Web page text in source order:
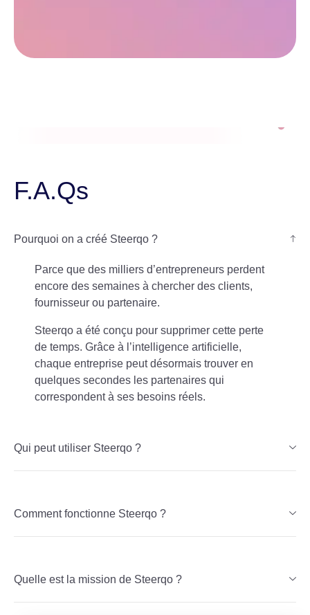
F.A.Qs
Pourquoi on a créé Steerqo ?
Parce que des milliers d’entrepreneurs perdent
encore des semaines à chercher des clients,
fournisseur ou partenaire.
Steerqo a été conçu pour supprimer cette perte
de temps. Grâce à l’intelligence artificielle,
chaque entreprise peut désormais trouver en
quelques secondes les partenaires qui
correspondent à ses besoins réels.
Qui peut utiliser Steerqo ?
Comment fonctionne Steerqo ?
Quelle est la mission de Steerqo ?